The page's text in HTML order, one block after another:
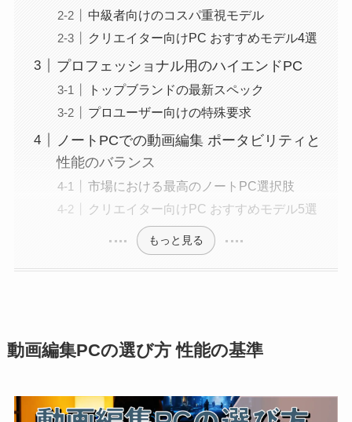
中級者向けのコスパ重視モデル
クリエイター向けPC おすすめモデル4選
プロフェッショナル用のハイエンドPC
トップブランドの最新スペック
プロユーザー向けの特殊要求
ノートPCでの動画編集 ポータビリティと
性能のバランス
市場における最高のノートPC選択肢
クリエイター向けPC おすすめモデル5選
もっと見る
動画編集PCの選び方 性能の基準